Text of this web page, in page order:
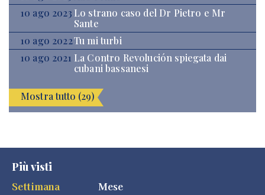
10 ago 2023 Lo strano caso del Dr Pietro e Mr
Sante
10 ago 2022Tu mi turbi
10 ago 2021 La Contro Revolución spiegata dai
cubani bassanesi
Mostra tutto (29)
Più visti
Settimana
Mese